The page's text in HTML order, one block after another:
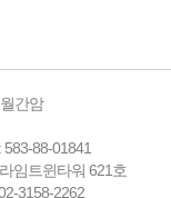
간암
88-01841
임트윈타워 621호
3158-2262